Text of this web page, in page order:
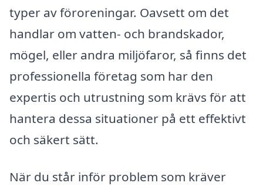
typer av föroreningar. Oavsett om det
handlar om vatten- och brandskador,
mögel, eller andra miljöfaror, så finns det
professionella företag som har den
expertis och utrustning som krävs för att
hantera dessa situationer på ett effektivt
och säkert sätt.
När du står inför problem som kräver